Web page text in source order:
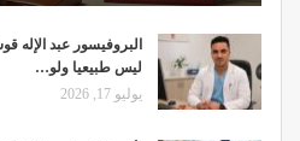
البروفيسور عبد الإله
ليس طبيعيا ولو…
يوليو 17, 2026